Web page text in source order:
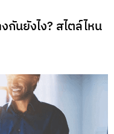
นยังไง? สไตล์ไหน